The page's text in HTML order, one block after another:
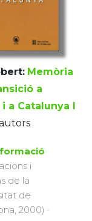
Memòria
a
a Catalunya I
i
de la
de
2000) ·